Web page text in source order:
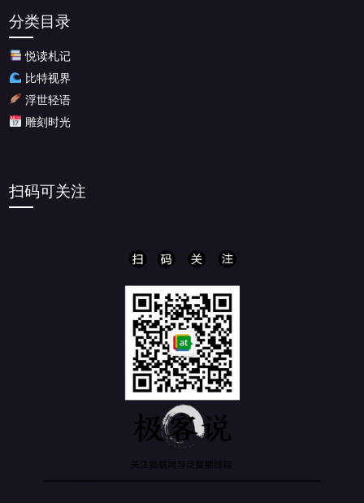
档
分类目录
悦读札记
比特视界
浮世轻语
雕刻时光
扫码可关注